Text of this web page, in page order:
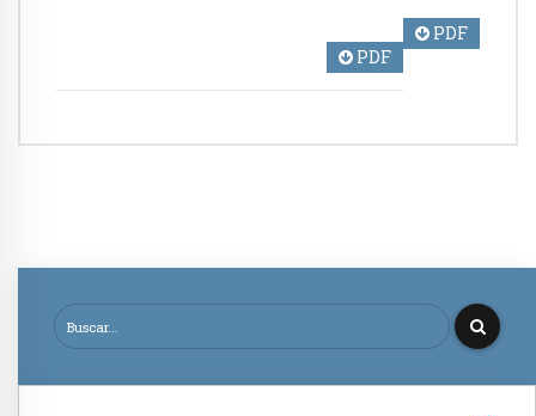
PDF
PDF